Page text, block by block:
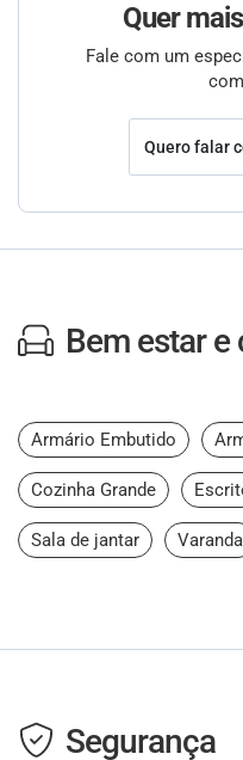
Quer
Fale com um
Quero falar
Bem estar
Armário Embutido
Cozinha Grande
Sala de jantar Varanda
Segurança